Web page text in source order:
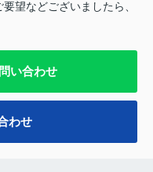
望などございましたら、
い合わせ
わせ